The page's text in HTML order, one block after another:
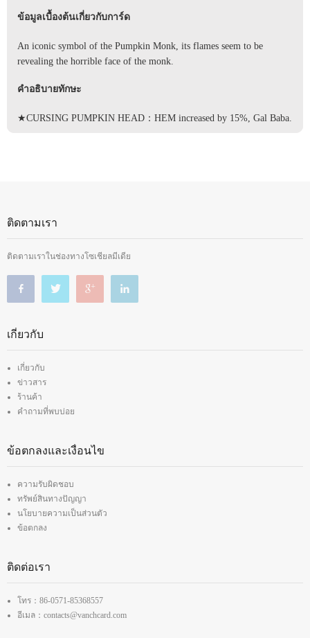
ข้อมูลเบื้องต้นเกี่ยวกับการ์ด
An iconic symbol of the Pumpkin Monk, its flames seem to be
revealing the horrible face of the monk.
คำอธิบายทักษะ
★CURSING PUMPKIN HEAD：HEM increased by 15%, Gal Baba.
ติดตามเรา
ติดตามเราในช่องทางโซเชียลมีเดีย
เกี่ยวกับ
เกี่ยวกับ
ข่าวสาร
ร้านค้า
คำถามที่พบบ่อย
ข้อตกลงและเงื่อนไข
ความรับผิดชอบ
ทรัพย์สินทางปัญญา
นโยบายความเป็นส่วนตัว
ข้อตกลง
ติดต่อเรา
โทร：86-0571-85368557
อีเมล：contacts@vanchcard.com